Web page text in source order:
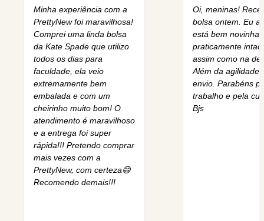
Minha experiência com a
PrettyNew foi maravilhosa!
Comprei uma linda bolsa
da Kate Spade que utilizo
todos os dias para
faculdade, ela veio
extremamente bem
embalada e com um
cheirinho muito bom! O
atendimento é maravilhoso
e a entrega foi super
rápida!!! Pretendo comprar
mais vezes com a
PrettyNew, com certeza😄
Recomendo demais!!!
Oi, meninas!
bolsa ontem. Eu
está bem novinha,
praticamente
assim como na
Além da agilidade
envio. Parabéns
trabalho e pela
Bjs